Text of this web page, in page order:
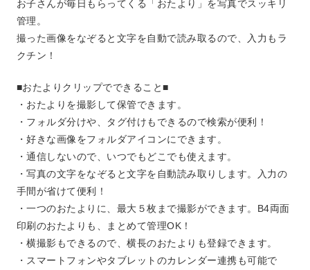
お子さんが毎日もらってくる「おたより」を写真でスッキリ
管理。
撮った画像をなぞると文字を自動で読み取るので、入力もラ
クチン！
■おたよりクリップでできること■
・おたよりを撮影して保管できます。
・フォルダ分けや、タグ付けもできるので検索が便利！
・好きな画像をフォルダアイコンにできます。
・通信しないので、いつでもどこでも使えます。
・写真の文字をなぞると文字を自動読み取りします。入力の
手間が省けて便利！
・一つのおたよりに、最大５枚まで撮影ができます。B4両面
印刷のおたよりも、まとめて管理OK！
・横撮影もできるので、横長のおたよりも登録できます。
・スマートフォンやタブレットのカレンダー連携も可能で